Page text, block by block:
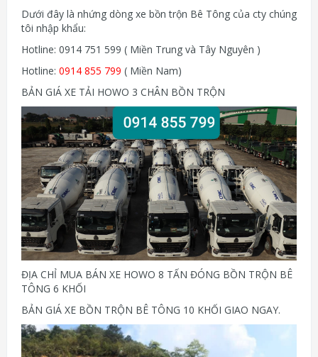
Dưới đây là nhứng dòng xe bồn trộn Bê Tông của cty chúng
tôi nhập khẩu:
Hotline: 0914 751 599 ( Miền Trung và Tây Nguyên )
Hotline: 0914 855 799 ( Miền Nam)
BẢN GIÁ XE TẢI HOWO 3 CHÂN BỒN TRỘN
ĐỊA CHỈ MUA BÁN XE HOWO 8 TẤN ĐÓNG BỒN TRỘN BÊ
TÔNG 6 KHỐI
BẢN GIÁ XE BỒN TRỘN BÊ TÔNG 10 KHỐI GIAO NGAY.